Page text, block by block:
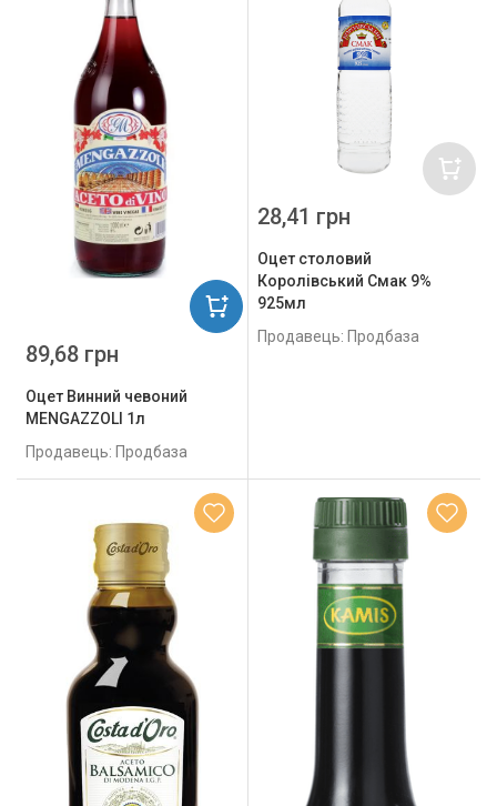
Оцет Винний чевоний
MENGAZZOLI 1л
Продавець: Продбаза
89,68 грн
Оцет столовий
Королівський Смак 9%
925мл
Продавець: Продбаза
28,41 грн